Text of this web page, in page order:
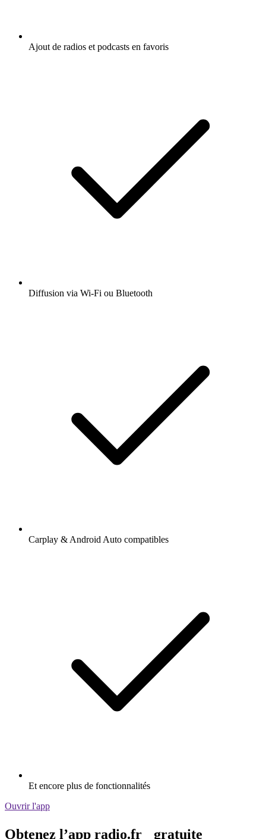
Ajout de radios et podcasts en favoris
Diffusion via Wi-Fi ou Bluetooth
Carplay & Android Auto compatibles
Et encore plus de fonctionnalités
Ouvrir l'app
Obtenez l’app radio.fr gratuite